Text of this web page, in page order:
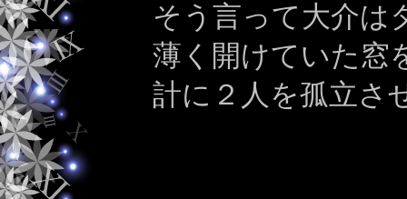
そう言って大介は
薄く開けていた窓
計に２人を孤立さ